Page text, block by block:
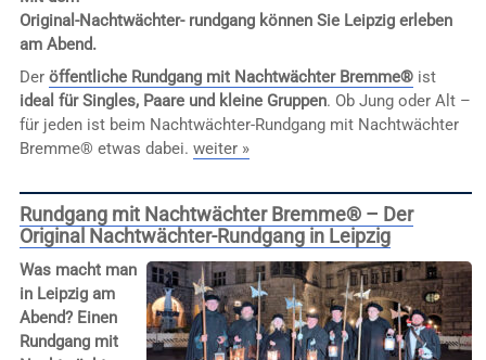
Original-Nachtwächter- rundgang können Sie Leipzig erleben
am Abend.
Der öffentliche Rundgang mit Nachtwächter Bremme®ist
ideal für Singles, Paare und kleine Gruppen. Ob Jung oder Alt –
für jeden ist beim Nachtwächter-Rundgang mit Nachtwächter
Bremme® etwas dabei. weiter »
Rundgang mit Nachtwächter Bremme® – Der
Original Nachtwächter-Rundgang in Leipzig
Was macht man
in Leipzig am
Abend? Einen
Rundgang mit